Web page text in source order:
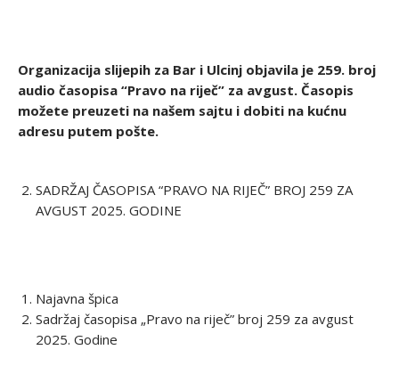
Organizacija slijepih za Bar i Ulcinj objavila je 259. broj
audio časopisa “Pravo na riječ” za avgust. Časopis
možete preuzeti na našem sajtu i dobiti na kućnu
adresu putem pošte.
SADRŽAJ ČASOPISA “PRAVO NA RIJEČ” BROJ 259 ZA
AVGUST 2025. GODINE
Najavna špica
Sadržaj časopisa „Pravo na riječ” broj 259 za avgust
2025. Godine